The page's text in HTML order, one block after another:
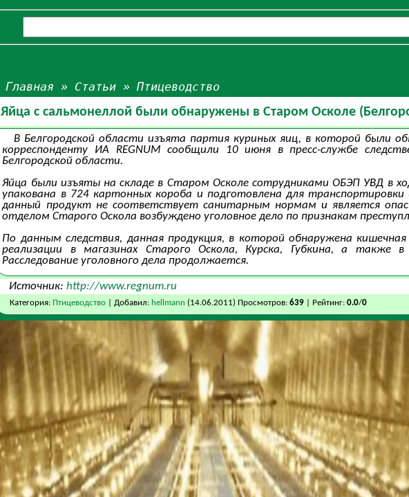
Главная » Статьи »Птицеводство
Яйца с сальмонеллой были обнаружены в Старом Осколе
В Белгородской области изъята партия куриных яиц, в которой были
корреспонденту ИА REGNUM сообщили 10 июня в пресс-службе
Белгородской области.
Яйца были изъяты на складе в Старом Осколе сотрудниками ОБЭП УВД в
упакована в 724 картонных короба и подготовлена для
данный продукт не соответствует санитарным нормам и является
отделом Старого Оскола возбуждено уголовное дело по признакам
По данным следствия, данная продукция, в которой обнаружена
реализации в магазинах Старого Оскола, Курска, Губкина, а также в
Расследование уголовного дела продолжается.
Источник: http://www.regnum.ru
Категория: Птицеводство| Добавил: hellmann (14.06.2011) Просмотров: 639| Рейтинг: 0.0/0